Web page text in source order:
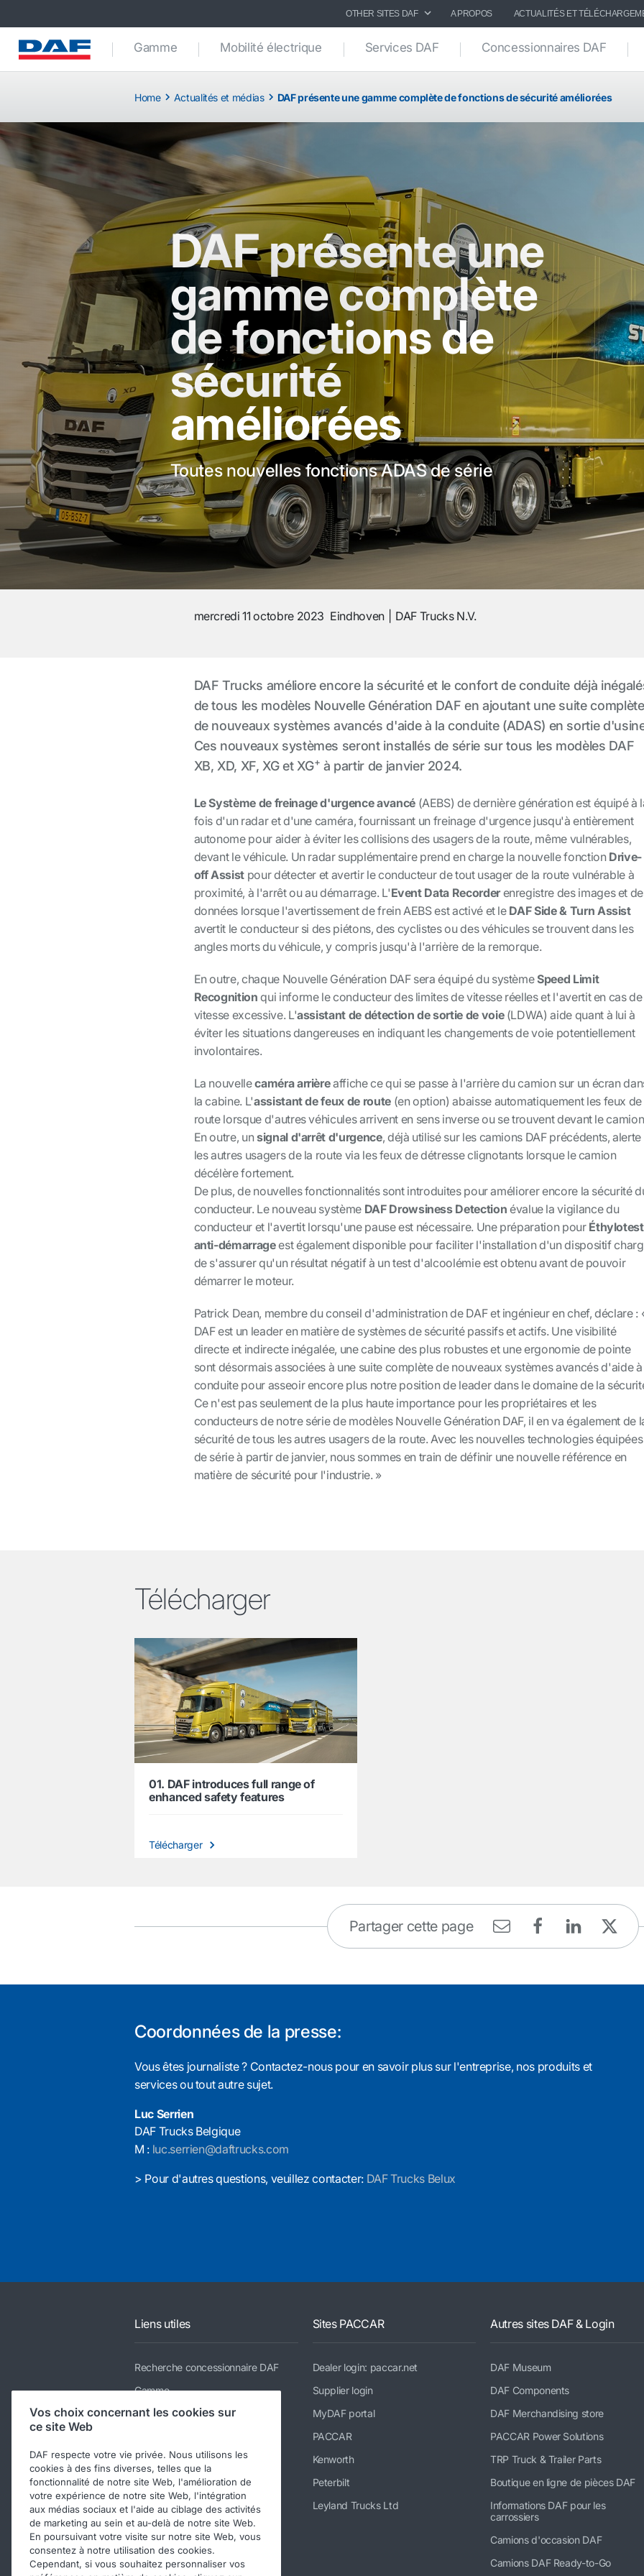
OTHER SITES DAF A PROPOS ACTUALITÉS ET
Gamme Mobilité électrique Services DAF Concessionnaires DAF
Home Actualités et médias DAF présente une gamme complète de fonctions de sécurité améliorées
DAF présente une
gamme complète
de fonctions de
sécurité
améliorées
Toutes nouvelles fonctions ADAS de série
mercredi 11 octobre 2023 Eindhoven DAF Trucks N.V.
DAF Trucks améliore encore la sécurité et le confort de conduite déjà
de tous les modèles Nouvelle Génération DAF en ajoutant une suite complète
de nouveaux systèmes avancés d'aide à la conduite (ADAS) en sortie
Ces nouveaux systèmes seront installés de série sur tous les modèles DAF
XB, XD, XF, XG et XG+ à partir de janvier 2024.
Le Système de freinage d'urgence avancé (AEBS) de dernière génération est équipé à
fois d'un radar et d'une caméra, fournissant un freinage d'urgence jusqu'à entièrement
autonome pour aider à éviter les collisions des usagers de la route, même vulnérables,
devant le véhicule. Un radar supplémentaire prend en charge la nouvelle fonctionDrive-
off Assist pour détecter et avertir le conducteur de tout usager de la route vulnérable à
proximité, à l'arrêt ou au démarrage. L'Event Data Recorderenregistre des images et
données lorsque l'avertissement de frein AEBS est activé et le DAF Side & Turn Assist
avertit le conducteur si des piétons, des cyclistes ou des véhicules se trouvent dans les
angles morts du véhicule, y compris jusqu'à l'arrière de la remorque.
En outre, chaque Nouvelle Génération DAF sera équipé du systèmeSpeed Limit
Recognition qui informe le conducteur des limites de vitesse réelles et l'avertit en cas de
vitesse excessive. L'assistant de détection de sortie de voie(LDWA) aide quant à lui à
éviter les situations dangereuses en indiquant les changements de voie potentiellement
involontaires.
La nouvellecaméra arrièreaffiche ce qui se passe à l'arrière du camion sur un écran
la cabine. L'assistant de feux de route(en option) abaisse automatiquement les feux de
route lorsque d'autres véhicules arrivent en sens inverse ou se trouvent devant le
En outre, unsignal d'arrêt d'urgence, déjà utilisé sur les camions DAF précédents, alerte
les autres usagers de la route via les feux de détresse clignotants lorsque le camion
décélère fortement.
De plus, de nouvelles fonctionnalités sont introduites pour améliorer encore la sécurité
conducteur. Le nouveau système DAF Drowsiness Detection évalue la vigilance du
conducteur et l'avertit lorsqu'une pause est nécessaire. Une préparation pour Éthylotest
anti-démarrageest également disponible pour faciliter l'installation d'un dispositif
de s'assurer qu'un résultat négatif à un test d'alcoolémie est obtenu avant de pouvoir
démarrer le moteur.
Patrick Dean, membre du conseil d'administration de DAF et ingénieur en chef, déclare :
DAF est un leader en matière de systèmes de sécurité passifs et actifs. Une visibilité
directe et indirecte inégalée, une cabine des plus robustes et une ergonomie de pointe
sont désormais associées à une suite complète de nouveaux systèmes avancés d'aide à
conduite pour asseoir encore plus notre position de leader dans le domaine de la
Ce n'est pas seulement de la plus haute importance pour les propriétaires et les
conducteurs de notre série de modèles Nouvelle Génération DAF, il en va également de
sécurité de tous les autres usagers de la route. Avec les nouvelles technologies équipées
de série à partir de janvier, nous sommes en train de définir une nouvelle référence en
matière de sécurité pour l'industrie. »
Télécharger
01. DAF introduces full range of
enhanced safety features
Télécharger
Partager cette page
Coordonnées de la presse:
Vous êtes journaliste ? Contactez-nous pour en savoir plus sur l'entreprise, nos produits et
services ou tout autre sujet.
Luc Serrien
DAF Trucks Belgique
M : luc.serrien@daftrucks.com
> Pour d'autres questions, veuillez contacter: DAF Trucks Belux
Liens utiles
Recherche concessionnaire DAF
Gamme
Services
Nous rejoindre
A propos
Contacter DAF Trucks Belgique
Code de conduite
Sites PACCAR
Dealer login: paccar.net
Supplier login
MyDAF portal
PACCAR
Kenworth
Peterbilt
Leyland Trucks Ltd
Autres sites DAF & Login
DAF Museum
DAF Components
DAF Merchandising store
PACCAR Power Solutions
TRP Truck & Trailer Parts
Boutique en ligne de pièces DAF
Informations DAF pour les
carrossiers
Camions d'occasion DAF
Camions DAF Ready-to-Go
Vos choix concernant les cookies sur
ce site Web
DAF respecte votre vie privée. Nous utilisons les
cookies à des fins diverses, telles que la
fonctionnalité de notre site Web, l'amélioration de
votre expérience de notre site Web, l'intégration
aux médias sociaux et l'aide au ciblage des activités
de marketing au sein et au-delà de notre site Web.
En poursuivant votre visite sur notre site Web, vous
consentez à notre utilisation des cookies.
Cependant, si vous souhaitez personnaliser vos